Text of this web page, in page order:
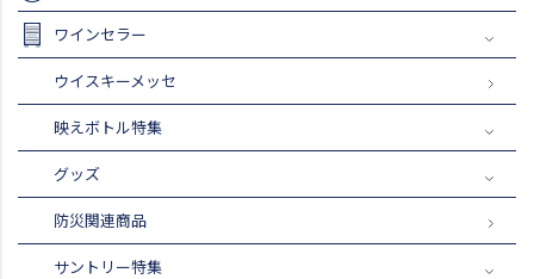
ワインセラー
ウイスキーメッセ
映えボトル特集
グッズ
防災関連商品
サントリー特集